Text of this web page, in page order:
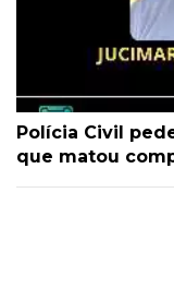
Polícia Civil
que matou